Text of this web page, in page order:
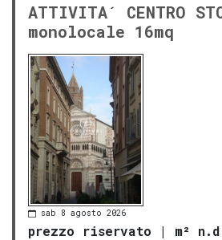
ATTIVITA´ CENTRO
monolocale 16mq
sab 8 agosto 2026
prezzo riservato | m²